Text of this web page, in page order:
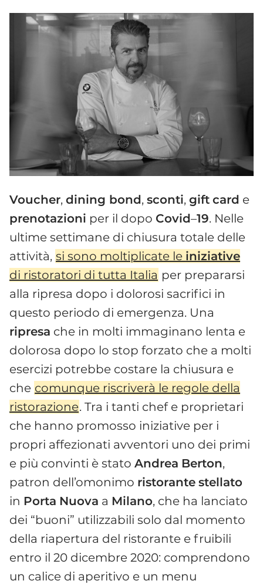
Voucher, dining bond, sconti, gift card e
prenotazioni per il dopo Covid–19. Nelle
ultime settimane di chiusura totale delle
attività, si sono moltiplicate le iniziative
di ristoratori di tutta Italia per prepararsi
alla ripresa dopo i dolorosi sacrifici in
questo periodo di emergenza. Una
ripresa che in molti immaginano lenta e
dolorosa dopo lo stop forzato che a molti
esercizi potrebbe costare la chiusura e
che comunque riscriverà le regole della
ristorazione. Tra i tanti chef e proprietari
che hanno promosso iniziative per i
propri affezionati avventori uno dei primi
e più convinti è stato Andrea Berton,
patron dell’omonimo ristorante stellato
in Porta Nuova a Milano, che ha lanciato
dei “buoni” utilizzabili solo dal momento
della riapertura del ristorante e fruibili
entro il 20 dicembre 2020: comprendono
un calice di aperitivo e un menu